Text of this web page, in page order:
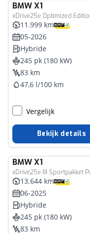
BMWX1
xDrive25e Optimized
11.999 km
05-2026
Hybride
245 pk (180 kW)
83 km
47,6 l/100 km
Vergelijk
Bekijk details
BMWX1
xDrive25e M Sportpakket
13.644 km
06-2025
Hybride
245 pk (180 kW)
83 km